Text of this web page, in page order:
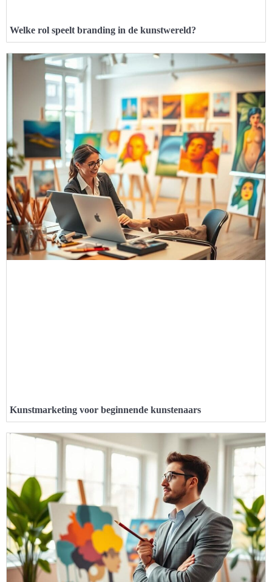
Welke rol speelt branding in de kunstwereld?
Kunstmarketing voor beginnende kunstenaars